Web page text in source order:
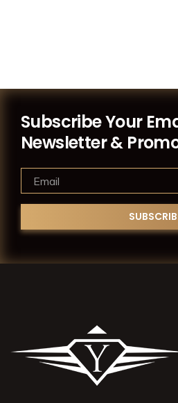
Subscribe Your
Newsletter &